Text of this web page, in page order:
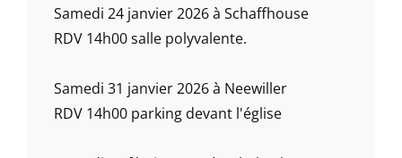
Samedi 24 janvier 2026 à Schaffhouse
RDV 14h00 salle polyvalente.
Samedi 31 janvier 2026 à Neewiller
RDV 14h00 parking devant l'église